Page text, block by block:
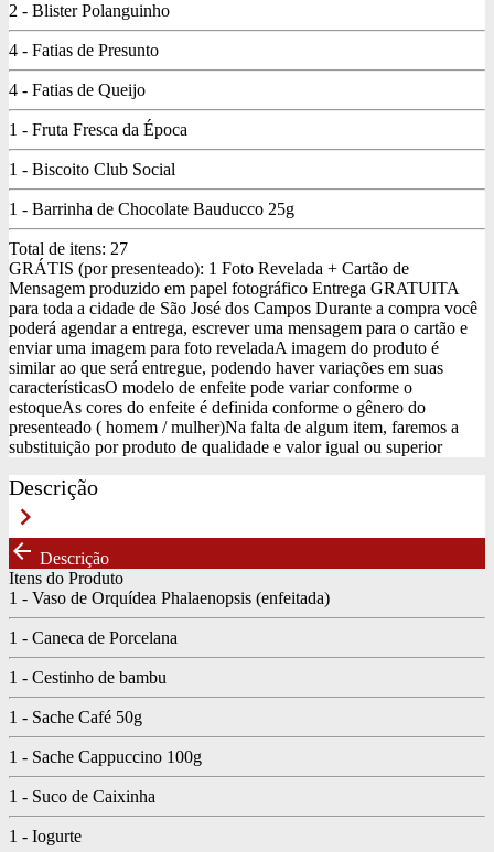
2 - Blister Polanguinho
4 - Fatias de Presunto
4 - Fatias de Queijo
1 - Fruta Fresca da Época
1 - Biscoito Club Social
1 - Barrinha de Chocolate Bauducco 25g
Total de itens: 27
GRÁTIS (por presenteado): 1 Foto Revelada + Cartão de
Mensagem produzido em papel fotográfico Entrega GRATUITA
para toda a cidade de São José dos Campos Durante a compra você
poderá agendar a entrega, escrever uma mensagem para o cartão e
enviar uma imagem para foto reveladaA imagem do produto é
similar ao que será entregue, podendo haver variações em suas
característicasO modelo de enfeite pode variar conforme o
estoqueAs cores do enfeite é definida conforme o gênero do
presenteado ( homem / mulher)Na falta de algum item, faremos a
substituição por produto de qualidade e valor igual ou superior
Descrição
keyboard_arrow_right
arrow_back Descrição
Itens do Produto
1 - Vaso de Orquídea Phalaenopsis (enfeitada)
1 - Caneca de Porcelana
1 - Cestinho de bambu
1 - Sache Café 50g
1 - Sache Cappuccino 100g
1 - Suco de Caixinha
1 - Iogurte